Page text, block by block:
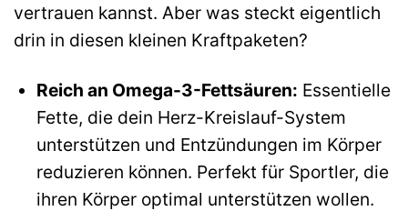
vertrauen kannst. Aber was steckt eigentlich
drin in diesen kleinen Kraftpaketen?
Reich an Omega-3-Fettsäuren: Essentielle
Fette, die dein Herz-Kreislauf-System
unterstützen und Entzündungen im Körper
reduzieren können. Perfekt für Sportler, die
ihren Körper optimal unterstützen wollen.